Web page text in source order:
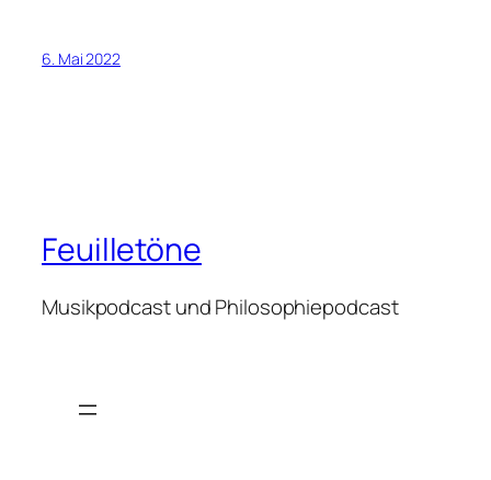
6. Mai 2022
Feuilletöne
Musikpodcast und Philosophiepodcast